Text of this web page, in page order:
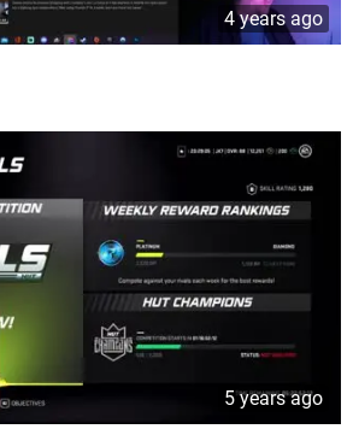
4 years ago
5 years ago